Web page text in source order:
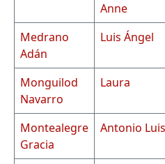
Anne
Medrano
Adán
Luis Ángel
Monguilod
Navarro
Laura
Montealegre
Gracia
Antonio Luis